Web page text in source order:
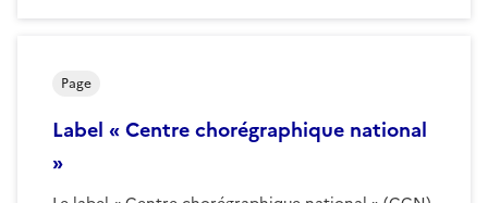
Label « Centre chorégraphique national
»
Page